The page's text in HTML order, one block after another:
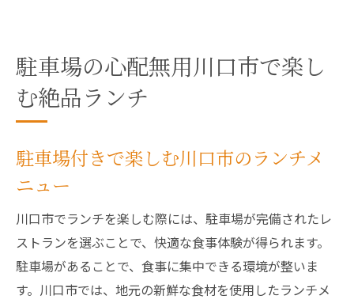
駐車場の心配無用川口市で楽し
む絶品ランチ
駐車場付きで楽しむ川口市のランチメ
ニュー
川口市でランチを楽しむ際には、駐車場が完備されたレ
ストランを選ぶことで、快適な食事体験が得られます。
駐車場があることで、食事に集中できる環境が整いま
す。川口市では、地元の新鮮な食材を使用したランチメ